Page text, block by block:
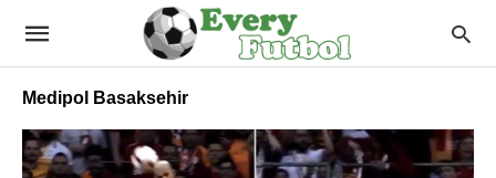
Medipol Basaksehir